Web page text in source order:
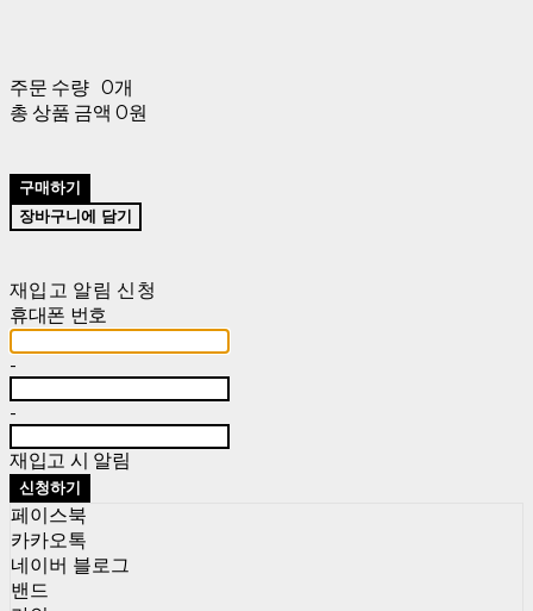
주문 수량 0개
총 상품 금액 0원
구매하기
장바구니에 담기
재입고 알림 신청
휴대폰 번호
-
-
재입고 시 알림
신청하기
페이스북
카카오톡
네이버 블로그
밴드